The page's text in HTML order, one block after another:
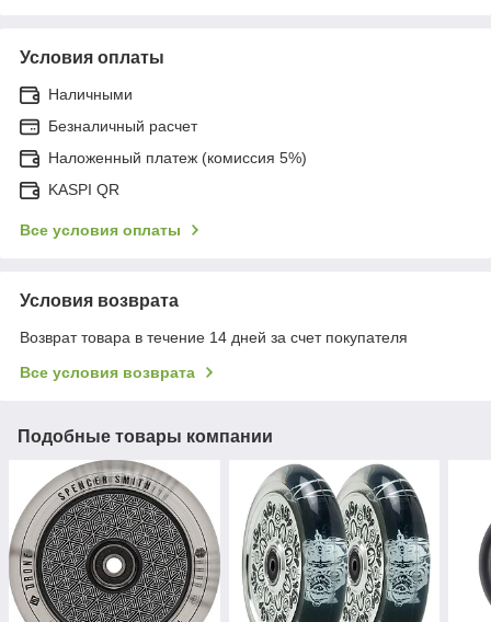
Условия оплаты
Наличными
Безналичный расчет
Наложенный платеж (комиссия 5%)
KASPI QR
Все условия оплаты
Условия возврата
Возврат товара в течение 14 дней за счет покупателя
Все условия возврата
Подобные товары компании